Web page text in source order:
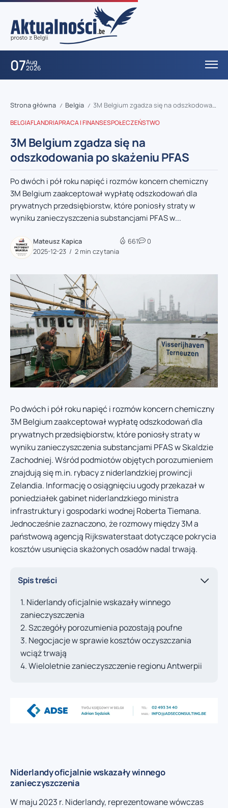
07Aug
2026
Strona główna / Belgia / 3M Belgium zgadza się na odszkodowania po skażeniu PFAS
BELGIAFLANDRIAPRACA I FINANSESPOŁECZEŃSTWO
3M Belgium zgadza się na
odszkodowania po skażeniu PFAS
Po dwóch i pół roku napięć i rozmów koncern chemiczny
3M Belgium zaakceptował wypłatę odszkodowań dla
prywatnych przedsiębiorstw, które poniosły straty w
wyniku zanieczyszczenia substancjami PFAS w...
Mateusz Kapica
2025-12-23
2 min czytania
661 0
Po dwóch i pół roku napięć i rozmów koncern chemiczny
3M Belgium zaakceptował wypłatę odszkodowań dla
prywatnych przedsiębiorstw, które poniosły straty w
wyniku zanieczyszczenia substancjami PFAS w Skaldzie
Zachodniej. Wśród podmiotów objętych porozumieniem
znajdują się m.in. rybacy z niderlandzkiej prowincji
Zelandia. Informację o osiągnięciu ugody przekazał w
poniedziałek gabinet niderlandzkiego ministra
infrastruktury i gospodarki wodnej Roberta Tiemana.
Jednocześnie zaznaczono, że rozmowy między 3M a
państwową agencją Rijkswaterstaat dotyczące pokrycia
kosztów usunięcia skażonych osadów nadal trwają.
Spis treści
Niderlandy oficjalnie wskazały winnego
zanieczyszczenia
Szczegóły porozumienia pozostają poufne
Negocjacje w sprawie kosztów oczyszczania
wciąż trwają
Wieloletnie zanieczyszczenie regionu Antwerpii
Niderlandy oficjalnie wskazały winnego
zanieczyszczenia
W maju 2023 r. Niderlandy, reprezentowane wówczas